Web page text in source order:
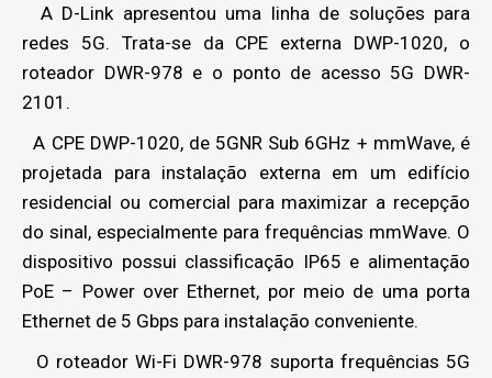
A D-Link apresentou uma linha de soluções para
redes 5G. Trata-se da CPE externa DWP-1020, o
roteador DWR-978 e o ponto de acesso 5G DWR-
2101.
A CPE DWP-1020, de 5GNR Sub 6GHz + mmWave, é
projetada para instalação externa em um edifício
residencial ou comercial para maximizar a recepção
do sinal, especialmente para frequências mmWave. O
dispositivo possui classificação IP65 e alimentação
PoE – Power over Ethernet, por meio de uma porta
Ethernet de 5 Gbps para instalação conveniente.
O roteador Wi-Fi DWR-978 suporta frequências 5G